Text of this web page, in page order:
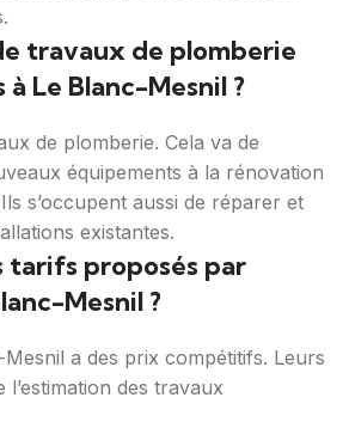
travaux de plomberie
Le Blanc-Mesnil ?
de plomberie. Cela va de
équipements à la rénovation
s’occupent aussi de réparer et
existantes.
tarifs proposés par
Mesnil ?
a des prix compétitifs. Leurs
des travaux